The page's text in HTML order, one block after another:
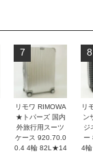
7
リモワ RIMOWA
★トパーズ 国内
外旅行用スーツ
ケース 920.70.0
0.4 4輪 82L★14
8
リ
ン
ジ
ー
4